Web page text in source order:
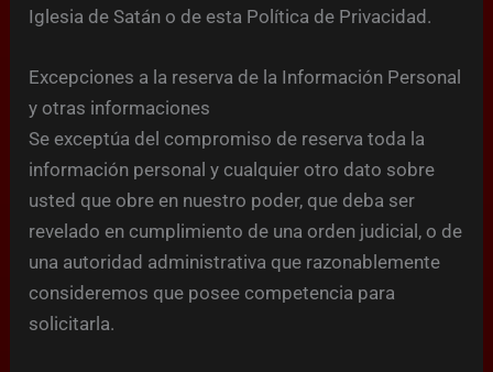
Iglesia de Satán o de esta Política de Privacidad.
Excepciones a la reserva de la Información Personal
y otras informaciones
Se exceptúa del compromiso de reserva toda la
información personal y cualquier otro dato sobre
usted que obre en nuestro poder, que deba ser
revelado en cumplimiento de una orden judicial, o de
una autoridad administrativa que razonablemente
consideremos que posee competencia para
solicitarla.